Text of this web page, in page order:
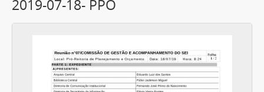
2019-07-18- PPO